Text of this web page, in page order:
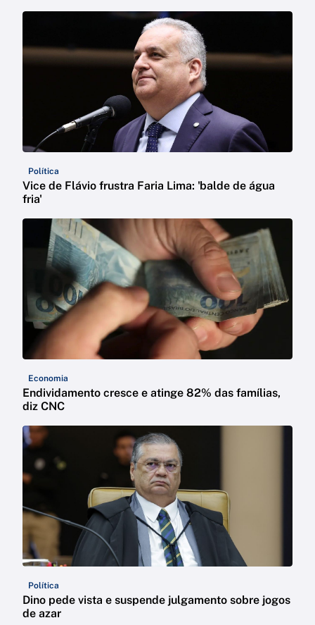
Política
Vice de Flávio frustra Faria Lima: 'balde de água
fria'
Economia
Endividamento cresce e atinge 82% das famílias,
diz CNC
Política
Dino pede vista e suspende julgamento sobre jogos
de azar